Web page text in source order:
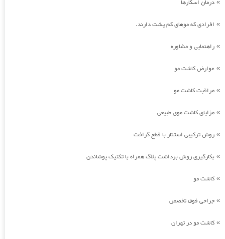
» درمان اسکارها
» افرادی که موهای کم پشت دارند.
» راهنمایی و مشاوره
» عوارض کاشت مو
» مراقبت کاشت مو
» مزایای کاشت موی طبیعی
» روش ترکیبی استتار با قطع گرافت
» بکارگیری روش برداشت پلاگ همراه با تکنیک پوشاندن
» کاشت مو
» جراحی فوق تخصص
» کاشت مو در تهران